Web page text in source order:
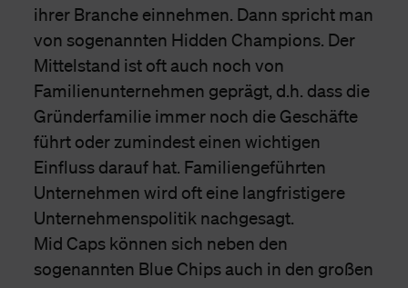
ihrer Branche einnehmen. Dann spricht man
von sogenannten Hidden Champions. Der
Mittelstand ist oft auch noch von
Familienunternehmen geprägt, d.h. dass die
Gründerfamilie immer noch die Geschäfte
führt oder zumindest einen wichtigen
Einfluss darauf hat. Familiengeführten
Unternehmen wird oft eine langfristigere
Unternehmenspolitik nachgesagt.
Mid Caps können sich neben den
sogenannten Blue Chips auch in den großen